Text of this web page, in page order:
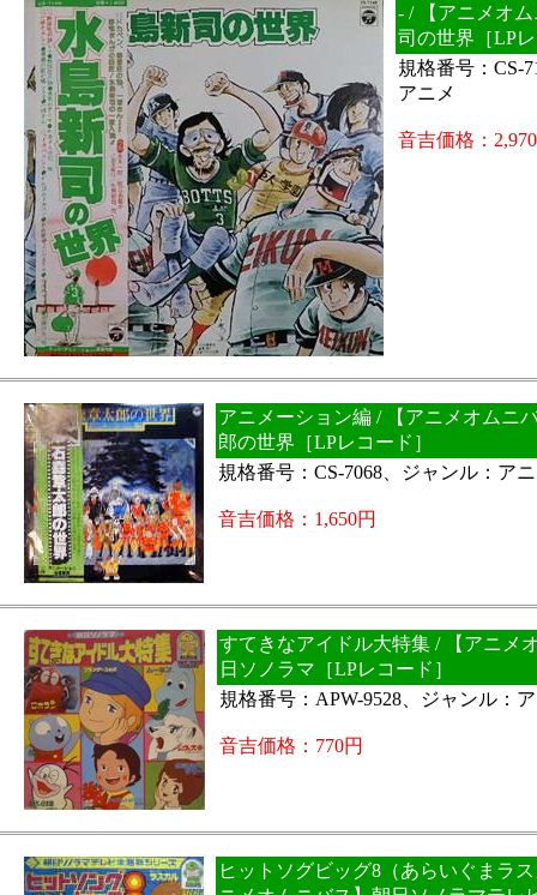
- / 【アニメオ
司の世界［LP
規格番号：CS-
アニメ
音吉価格：
アニメーション編 / 【アニメオムニ
郎の世界［LPレコード］
規格番号：CS-7068、ジャンル：ア
音吉価格：1,650円
すてきなアイドル大特集 / 【アニメ
日ソノラマ［LPレコード］
規格番号：APW-9528、ジャンル：
音吉価格：770円
ヒットソグビッグ8（あらいぐまラ